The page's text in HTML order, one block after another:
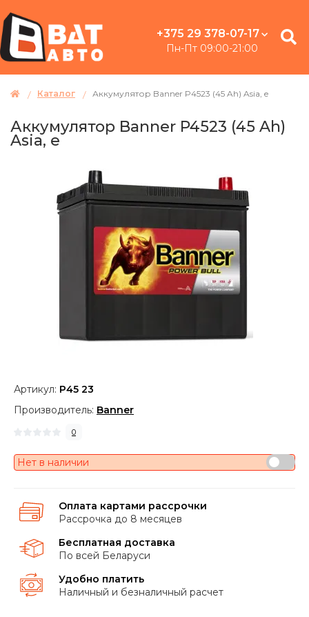
+375 29 378-07-17
Пн-Пт 09:00-21:00
Каталог Аккумулятор Banner P4523 (45 Ah) Asia, e
Аккумулятор Banner P4523 (45 Ah)
Asia, e
Артикул: P45 23
Производитель: Banner
0
Нет в наличии
Оплата картами рассрочки
Рассрочка до 8 месяцев
Бесплатная доставка
По всей Беларуси
Удобно платить
Наличный и безналичный расчет